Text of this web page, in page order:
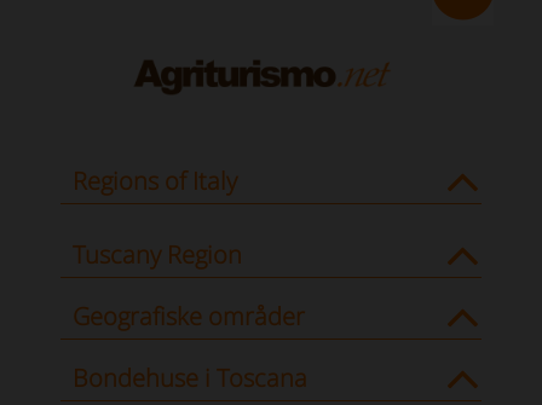
Regions of Italy
Tuscany Region
Geografiske områder
Bondehuse i Toscana